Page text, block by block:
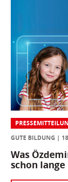
GUTE BILDUNG
Was
schon lange